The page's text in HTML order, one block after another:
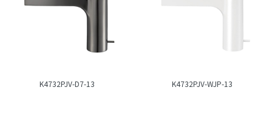
K4732PJV-D7-13 K4732PJV-WJP-13